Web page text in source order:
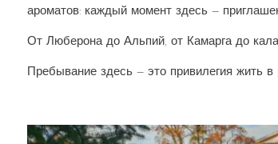
ароматов: каждый момент здесь —
От Люберона до Альпий, от Камарга до
Пребывание здесь — это привилегия жить